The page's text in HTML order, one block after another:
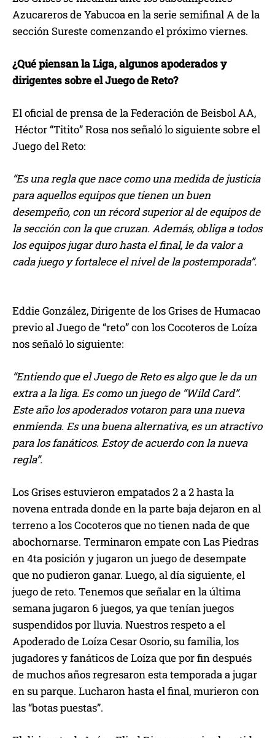
Azucareros de Yabucoa en la serie semifinal A de la
sección Sureste comenzando el próximo viernes.
¿Qué piensan la Liga, algunos apoderados y
dirigentes sobre el Juego de Reto?
El oficial de prensa de la Federación de Beisbol AA,
Héctor “Titito” Rosa nos señaló lo siguiente sobre el
Juego del Reto:
“Es una regla que nace como una medida de justicia
para aquellos equipos que tienen un buen
desempeño, con un récord superior al de equipos de
la sección con la que cruzan. Además, obliga a todos
los equipos jugar duro hasta el final, le da valor a
cada juego y fortalece el nivel de la postemporada”.
Eddie González, Dirigente de los Grises de Humacao
previo al Juego de “reto” con los Cocoteros de Loíza
nos señaló lo siguiente:
“Entiendo que el Juego de Reto es algo que le da un
extra a la liga. Es como un juego de “Wild Card”.
Este año los apoderados votaron para una nueva
enmienda. Es una buena alternativa, es un atractivo
para los fanáticos. Estoy de acuerdo con la nueva
regla”.
Los Grises estuvieron empatados 2 a 2 hasta la
novena entrada donde en la parte baja dejaron en al
terreno a los Cocoteros que no tienen nada de que
abochornarse. Terminaron empate con Las Piedras
en 4ta posición y jugaron un juego de desempate
que no pudieron ganar. Luego, al día siguiente, el
juego de reto. Tenemos que señalar en la última
semana jugaron 6 juegos, ya que tenían juegos
suspendidos por lluvia. Nuestros respeto a el
Apoderado de Loíza Cesar Osorio, su familia, los
jugadores y fanáticos de Loíza que por fin después
de muchos años regresaron esta temporada a jugar
en su parque. Lucharon hasta el final, murieron con
las “botas puestas”.